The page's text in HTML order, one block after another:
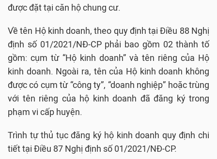
được đặt tại căn hộ chung cư.
Về tên Hộ kinh doanh, theo quy định tại Điều 88 Nghị
định số 01/2021/NĐ-CP phải bao gồm 02 thành tố
gồm: cụm từ “Hộ kinh doanh” và tên riêng của Hộ
kinh doanh. Ngoài ra, tên của Hộ kinh doanh không
được có cụm từ “công ty”, “doanh nghiệp” hoặc trùng
với tên riêng của hộ kinh doanh đã đăng ký trong
phạm vi cấp huyện.
Trình tự thủ tục đăng ký hộ kinh doanh quy định chi
tiết tại Điều 87 Nghị định số 01/2021/NĐ-CP.